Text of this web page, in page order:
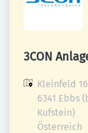
3CON
Kleinfeld 16
6341 Ebbs
Kufstein)
Österreich